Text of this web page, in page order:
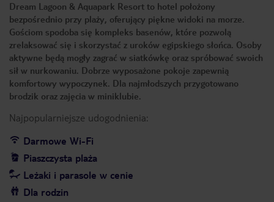
Dream Lagoon & Aquapark Resort to hotel położony
bezpośrednio przy plaży, oferujący piękne widoki na morze.
Gościom spodoba się kompleks basenów, które pozwolą
zrelaksować się i skorzystać z uroków egipskiego słońca. Osoby
aktywne będą mogły zagrać w siatkówkę oraz spróbować swoich
sił w nurkowaniu. Dobrze wyposażone pokoje zapewnią
komfortowy wypoczynek. Dla najmłodszych przygotowano
brodzik oraz zajęcia w miniklubie.
Najpopularniejsze udogodnienia:
Darmowe Wi-Fi
Piaszczysta plaża
Leżaki i parasole w cenie
Dla rodzin